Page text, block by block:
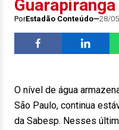
PorEstadão Conteúdo 28/
O nível de água
São Paulo, continua
da Sabesp. Nesses